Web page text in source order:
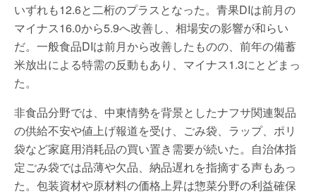
いずれも12.6と二桁のプラスとなった。青果DIは前月の
マイナス16.0から5.9へ改善し、相場安の影響が和らい
だ。一般食品DIは前月から改善したものの、前年の備蓄
米放出による特需の反動もあり、マイナス1.3にとどまっ
た。
非食品分野では、中東情勢を背景としたナフサ関連製品
の供給不安や値上げ報道を受け、ごみ袋、ラップ、ポリ
袋など家庭用消耗品の買い置き需要が続いた。自治体指
定ごみ袋では品薄や欠品、納品遅れを指摘する声もあっ
た。包装資材や原材料の価格上昇は惣菜分野の利益確保